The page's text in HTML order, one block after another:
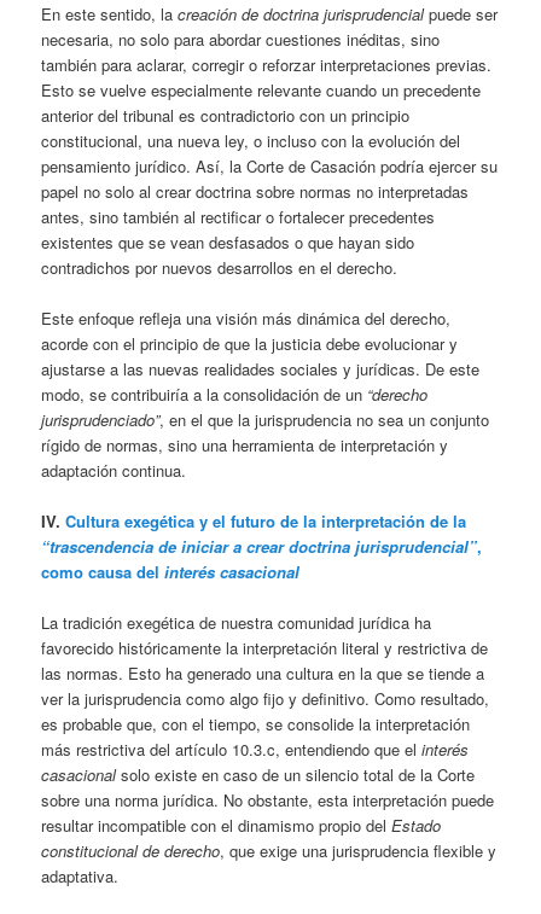
En este sentido, lacreación de doctrina jurisprudencialpuede ser
necesaria, no solo para abordar cuestiones inéditas, sino
también para aclarar, corregir o reforzar interpretaciones previas.
Esto se vuelve especialmente relevante cuando un precedente
anterior del tribunal es contradictorio con un principio
constitucional, una nueva ley, o incluso con la evolución del
pensamiento jurídico. Así, la Corte de Casación podría ejercer su
papel no solo al crear doctrina sobre normas no interpretadas
antes, sino también al rectificar o fortalecer precedentes
existentes que se vean desfasados o que hayan sido
contradichos por nuevos desarrollos en el derecho.
Este enfoque refleja una visión más dinámica del derecho,
acorde con el principio de que la justicia debe evolucionar y
ajustarse a las nuevas realidades sociales y jurídicas. De este
modo, se contribuiría a la consolidación de un “derecho
jurisprudenciado”, en el que la jurisprudencia no sea un conjunto
rígido de normas, sino una herramienta de interpretación y
adaptación continua.
IV.Cultura exegética y el futuro de la interpretación de la
“trascendencia de iniciar a crear doctrina jurisprudencial”,
como causa delinterés casacional
La tradición exegética de nuestra comunidad jurídica ha
favorecido históricamente la interpretación literal y restrictiva de
las normas. Esto ha generado una cultura en la que se tiende a
ver la jurisprudencia como algo fijo y definitivo. Como resultado,
es probable que, con el tiempo, se consolide la interpretación
más restrictiva del artículo 10.3.c, entendiendo que elinterés
casacionalsolo existe en caso de un silencio total de la Corte
sobre una norma jurídica. No obstante, esta interpretación puede
resultar incompatible con el dinamismo propio delEstado
constitucional de derecho, que exige una jurisprudencia flexible y
adaptativa.